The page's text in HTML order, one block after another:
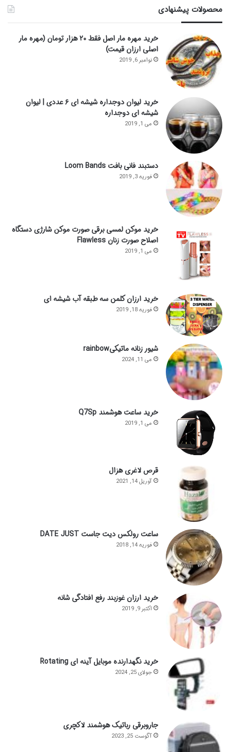
محصولات پیشنهادی
خرید مهره مار اصل فقط ۲۰ هزار تومان (مهره مار
اصلی ارزان قیمت)
نوامبر 6, 2019
خرید لیوان دوجداره شیشه ای ۶ عددی | لیوان
شیشه ای دوجداره
می 1, 2019
دستبند فانی بافت Loom Bands
فوریه 3, 2019
خرید موکن لمسی برقی صورت موکن شارژی دستگاه
اصلاح صورت زنان Flawless
می 1, 2019
خرید ارزان کلمن سه طبقه آب شیشه ای
فوریه 18, 2019
شیور زنانه ماتیکیrainbow
می 11, 2024
خرید ساعت هوشمند Q7Sp
می 1, 2019
قرص لاغری هزال
آوریل 14, 2021
ساعت رولکس دیت جاست DATE JUST
فوریه 14, 2018
خرید ارزان غوزبند رفع افتادگی شانه
اکتبر 9, 2019
خرید نگهدارنده موبایل آینه ای Rotating
جولای 25, 2024
جاروبرقی رباتیک هوشمند لاکچری
آگوست 25, 2023